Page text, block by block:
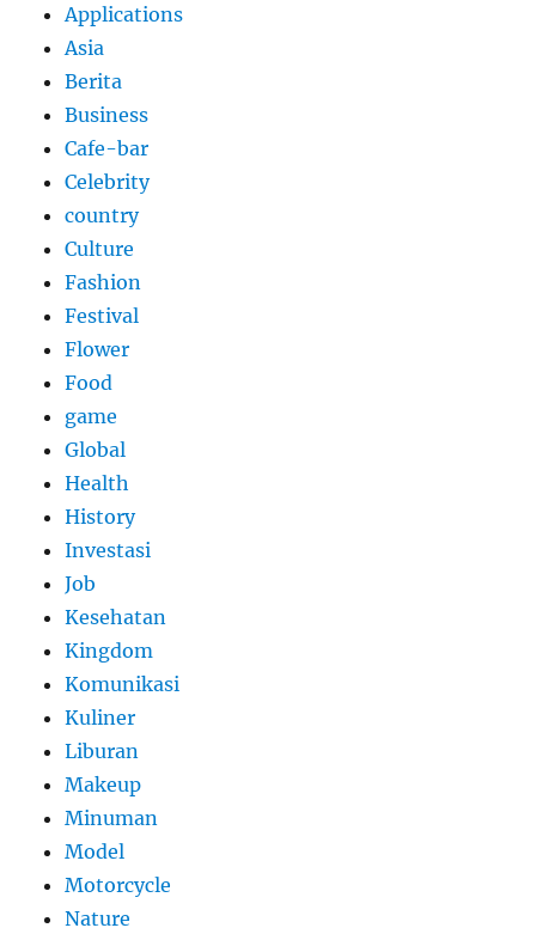
Applications
Asia
Berita
Business
Cafe-bar
Celebrity
country
Culture
Fashion
Festival
Flower
Food
game
Global
Health
History
Investasi
Job
Kesehatan
Kingdom
Komunikasi
Kuliner
Liburan
Makeup
Minuman
Model
Motorcycle
Nature